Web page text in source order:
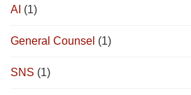
AI (1)
General Counsel (1)
SNS (1)